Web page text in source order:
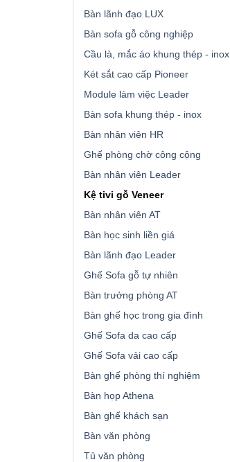
Bàn lãnh đạo LUX
Bàn sofa gỗ công nghiệp
Cầu là, mắc áo khung thép - inox
Két sắt cao cấp Pioneer
Module làm việc Leader
Bàn sofa khung thép - inox
Bàn nhân viên HR
Ghế phòng chờ công cộng
Bàn nhân viên Leader
Kệ tivi gỗ Veneer
Bàn nhân viên AT
Bàn học sinh liền giá
Bàn lãnh đạo Leader
Ghế Sofa gỗ tự nhiên
Bàn trưởng phòng AT
Bàn ghế học trong gia đình
Ghế Sofa da cao cấp
Ghế Sofa vải cao cấp
Bàn ghế phòng thí nghiệm
Bàn họp Athena
Bàn ghế khách sạn
Bàn văn phòng
Tủ văn phòng